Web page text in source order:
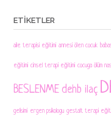
ETIKETLER
aile terapisi eğitimi annesi ölen cocuk
eğitimi cinsel terapi eğitimi cocuga ölüm
BESLENME dehb ilaç
gelisimi ergen psikologu gestalt terapi